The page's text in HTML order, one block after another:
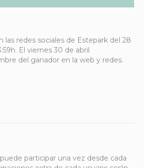
las redes sociales de Estepark del 28
El viernes 30 de abril
del ganador en la web y redes.
participar una vez desde cada